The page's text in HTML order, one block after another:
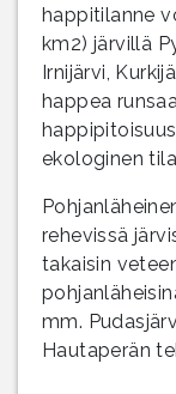
happitilanne
km2) järvillä
Irnijärvi,
happea
ekologinen
rehevissä
takaisin
mm.
Hautaperän